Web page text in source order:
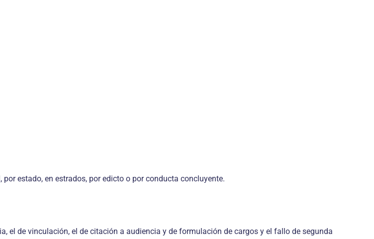
estado, en estrados, por edicto o por conducta concluyente.
el de vinculación, el de citación a audiencia y de formulación de cargos y el fallo de segunda